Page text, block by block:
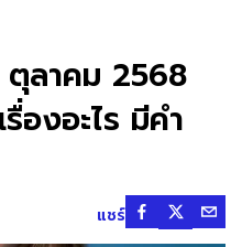
ตุลาคม 2568
องอะไร มีคำ
แชร์